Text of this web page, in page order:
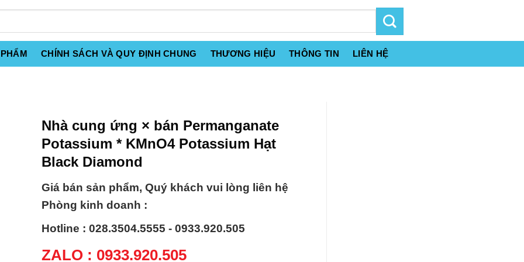
CHÍNH SÁCH VÀ QUY ĐỊNH CHUNG THƯƠNG HIỆU THÔNG TIN LIÊN HỆ
Nhà cung ứng × bán Permanganate
Potassium * KMnO4 Potassium Hạt
Black Diamond
Giá bán sản phẩm, Quý khách vui lòng liên hệ
Phòng kinh doanh :
Hotline : 028.3504.5555 - 0933.920.505
ZALO : 0933.920.505